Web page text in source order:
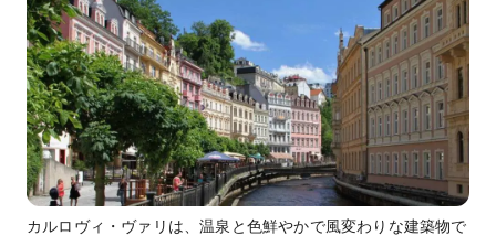
カルロヴィ・ヴァリは、温泉と色鮮やかで風変わりな建築物で